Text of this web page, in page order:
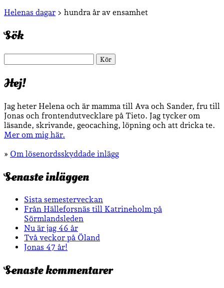
Sidopanel
Helenas dagar > hundra år av ensamhet
Sök
Hej!
Jag heter Helena och är mamma till Ava och Sander, fru till
Jonas och frontendutvecklare på Tieto. Jag tycker om
läsande, skrivande, geocaching, löpning och att dricka te.
Mer om mig här.
» Om lösenordsskyddade inlägg
Senaste inläggen
Sista semesterveckan
Från Hälleforsnäs till Katrineholm på
Sörmlandsleden
Nu är jag 46 år
Två veckor på Öland
Jonas 47 år!
Senaste kommentarer